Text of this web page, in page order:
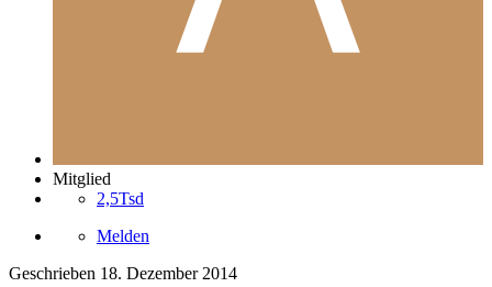
Mitglied
2,5Tsd
Melden
Geschrieben 18. Dezember 2014